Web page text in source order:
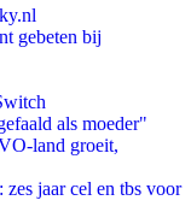
gebeten bij
als moeder"
land groeit,
zes jaar cel en tbs voor